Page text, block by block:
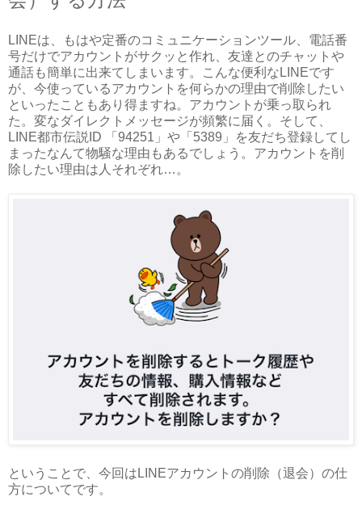
LINEは、もはや定番のコミュニケーションツール、電話番
号だけでアカウントがサクッと作れ、友達とのチャットや
通話も簡単に出来てしまいます。こんな便利なLINEです
が、今使っているアカウントを何らかの理由で削除したい
といったこともあり得ますね。アカウントが乗っ取られ
た。変なダイレクトメッセージが頻繁に届く。そして、
LINE都市伝説ID 「94251」や「5389」を友だち登録してし
まったなんて物騒な理由もあるでしょう。アカウントを削
除したい理由は人それぞれ…。
ということで、今回はLINEアカウントの削除（退会）の仕
方についてです。